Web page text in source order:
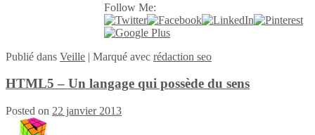
Follow Me:
Publié dans Veille | Marqué avec rédaction seo
HTML5 – Un langage qui possède du sens
Posted on 22 janvier 2013